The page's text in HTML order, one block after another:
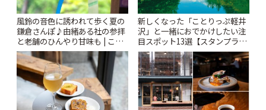
風鈴の音色に誘われて歩く夏の
鎌倉さんぽ♪由緒ある社の参拝
と老舗のひんやり甘味も | こと
りっぷ
新しくなった「ことりっぷ軽井
沢」と一緒におでかけしたい注
目スポット13選【スタンプラリ
ー開催中】 | ことりっぷ